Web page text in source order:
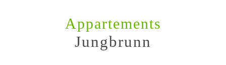
Appartements
Jungbrunn